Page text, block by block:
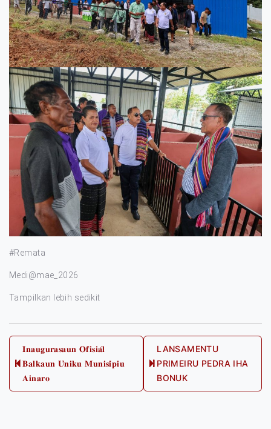
#Remata
Medi@mae_2026
Tampilkan lebih sedikit
Post
navigationPrevious
𝐈𝐧𝐚𝐮𝐠𝐮𝐫𝐚𝐬𝐚𝐮𝐧 𝐎𝐟𝐢𝐬𝐢𝐚́𝐥
𝐁𝐚𝐥𝐤𝐚𝐮𝐧 𝐔́𝐧𝐢𝐤𝐮 𝐌𝐮𝐧𝐢𝐬𝐢́𝐩𝐢𝐮
𝐀𝐢𝐧𝐚𝐫𝐨
Next
LANSAMENTU
PRIMEIRU PEDRA IHA
BONUK